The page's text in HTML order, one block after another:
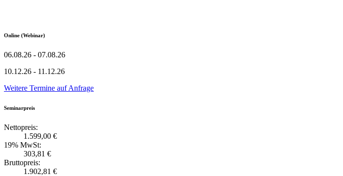
Online (Webinar)
06.08.26 - 07.08.26
10.12.26 - 11.12.26
Weitere Termine auf Anfrage
Seminarpreis
Nettopreis:
1.599,00 €
19% MwSt:
303,81 €
Bruttopreis:
1.902,81 €